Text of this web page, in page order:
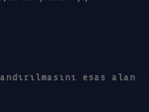
esas alan